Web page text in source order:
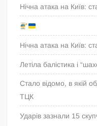
Нічна атака на Київ:
Нічна атака на Київ:
Летіла балістика і
Стало відомо, в якій
ТЦК
Ударів зазнали 15